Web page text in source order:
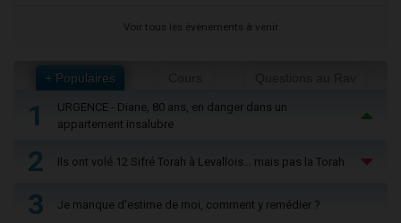
Voir tous les événements à venir
+ Populaires
1
URGENCE - Diane, 80 ans, en danger dans un
appartement insalubre
2 Ils ont volé 12 Sifré Torah à Levallois… mais pas la Torah
3 Je manque d'estime de moi, comment y remédier ?